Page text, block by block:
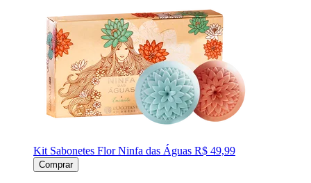
Kit Sabonetes Flor Ninfa das Águas R$ 49,99
Comprar